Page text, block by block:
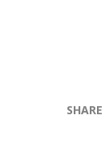
SHARE